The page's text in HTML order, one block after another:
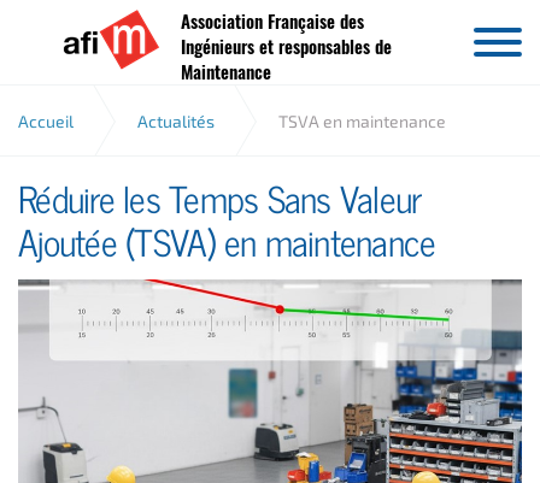
Aller au contenu
Association Française des
Ingénieurs et responsables de
Maintenance
Accueil Actualités TSVA en maintenance
Réduire les Temps Sans Valeur
Ajoutée (TSVA) en maintenance